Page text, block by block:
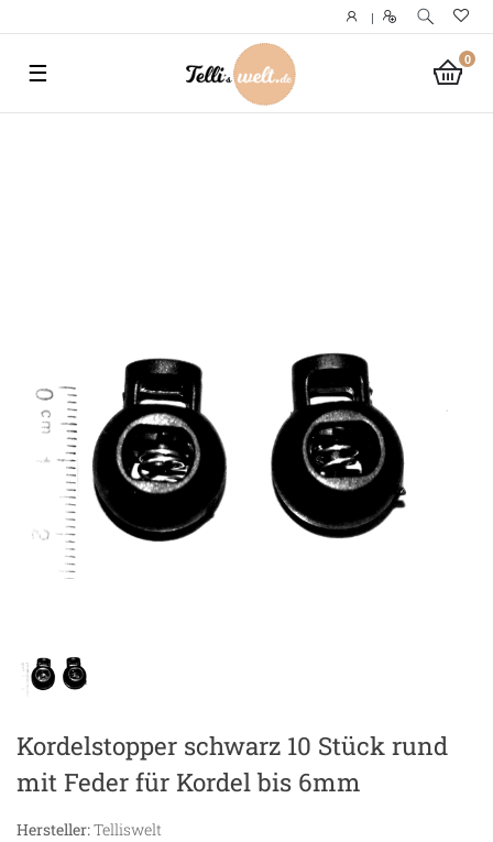
|
0
☰
Kordelstopper schwarz 10 Stück rund
mit Feder für Kordel bis 6mm
Hersteller:Telliswelt